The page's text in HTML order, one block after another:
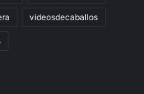
videosdecaballos